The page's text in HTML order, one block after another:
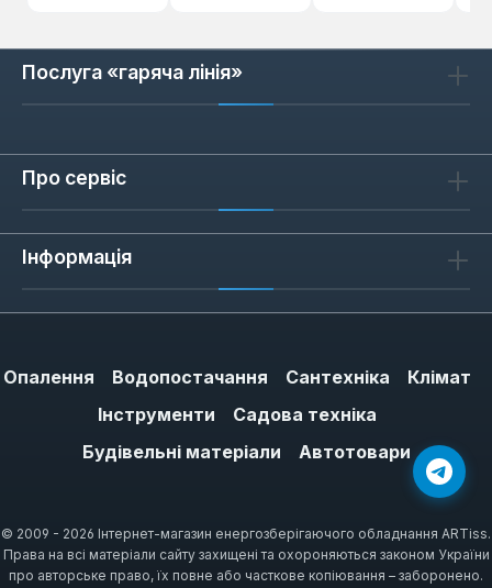
Послуга «гаряча лінія»
Про сервіс
Інформація
Опалення Водопостачання Сантехніка
Клімат
Інструменти
Садова техніка
Будівельні матеріали
Автотовари
© 2009 - 2026 Інтернет-магазин енергозберігаючого обладнання ARTiss.
Права на всі матеріали сайту захищені та охороняються законом України
про авторське право, їх повне або часткове копіювання – заборонено.